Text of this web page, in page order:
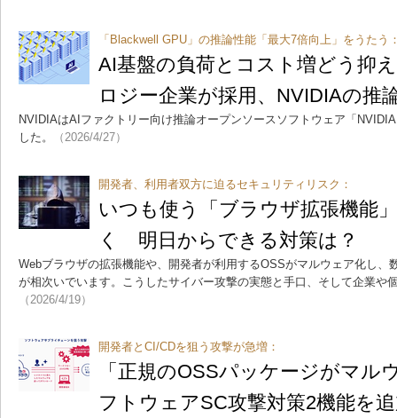
「Blackwell GPU」の推論性能「最大7倍向上」をうたう
AI基盤の負荷とコスト増どう抑
ロジー企業が採用、NVIDIAの推
NVIDIAはAIファクトリー向け推論オープンソースソフトウェア「
した。
（2026/4/27）
開発者、利用者双方に迫るセキュリティリスク：
いつも使う「ブラウザ拡張機能
く 明日からできる対策は？
Webブラウザの拡張機能や、開発者が利用するOSSがマルウェア化し、
が相次いでいます。こうしたサイバー攻撃の実態と手口、そして企業や
（2026/4/19）
開発者とCI/CDを狙う攻撃が急増：
「正規のOSSパッケージがマ
フトウェアSC攻撃対策2機能を